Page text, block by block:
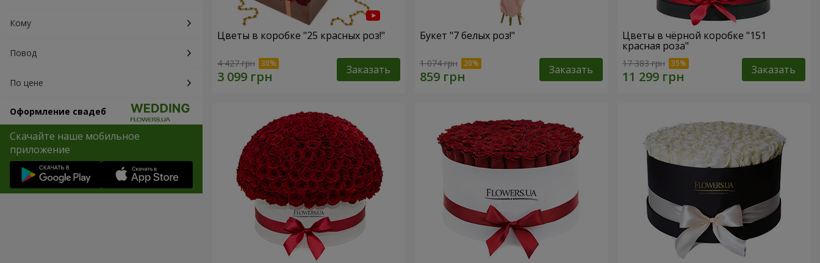
Кому
Повод
По цене
Оформление свадеб
Скачайте наше мобильное
приложение
Цветы в коробке "25 красных роз!"
4 427 грн Заказать
Букет "7 белых роз!"
1 074 грн Заказать
Цветы в чёрной коробке "151
красная роза"
17 383 грн Заказать